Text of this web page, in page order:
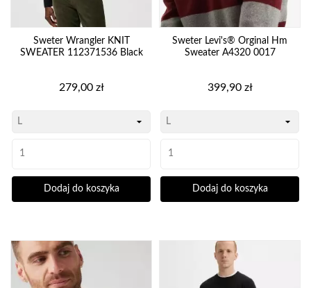
Sweter Wrangler KNIT
SWEATER 112371536 Black
Cena
279,00 zł
Dodaj do koszyka
Sweter Levi's® Orginal Hm
Sweater A4320 0017
Cena
399,90 zł
Dodaj do koszyka